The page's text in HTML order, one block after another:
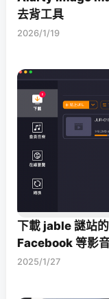
去背工具
2026/1/19
下載 jable 謎站
Facebook 等影
2025/1/27